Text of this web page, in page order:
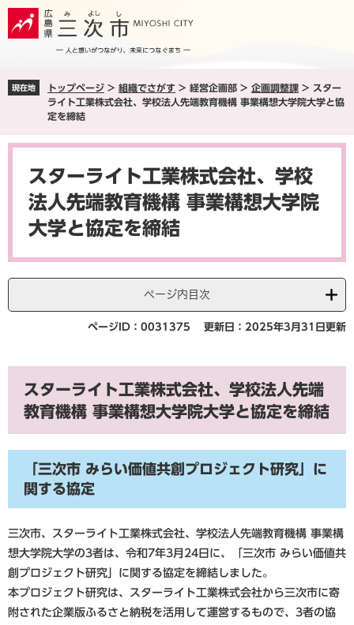
ペ
ジ
。
メ
ュ
て
現在地 トップページ > 組織でさがす > 経営企画部 > 企画調整課 > スター
ライト工業株式会社、学校法人先端教育機構 事業構想大学院大学と協
定を締結
本
スターライト工業株式会社、学校
法人先端教育機構 事業構想大学院
大学と協定を締結
ページ内目次
ページID：0031375 更新日：2025年3月31日更新
スターライト工業株式会社、学校法人先端
教育機構 事業構想大学院大学と協定を締結
「三次市 みらい価値共創プロジェクト研究」に
関する協定
三次市、スターライト工業株式会社、学校法人先端教育機構 事業構
想大学院大学の3者は、令和7年3月24日に、「三次市 みらい価値共
創プロジェクト研究」に関する協定を締結しました。
本プロジェクト研究は、スターライト工業株式会社から三次市に寄
附された企業版ふるさと納税を活用して運営するもので、3者の協